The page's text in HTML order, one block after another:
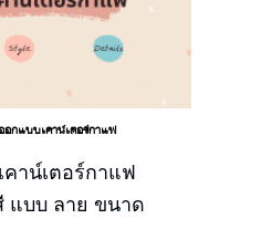
อกแบบเคาน์เตอร์กาแฟ
าน์เตอร์กาแฟ
แบบ ลาย ขนาด